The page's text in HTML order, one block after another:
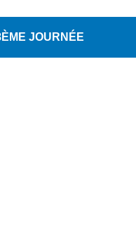
JOURNÉE